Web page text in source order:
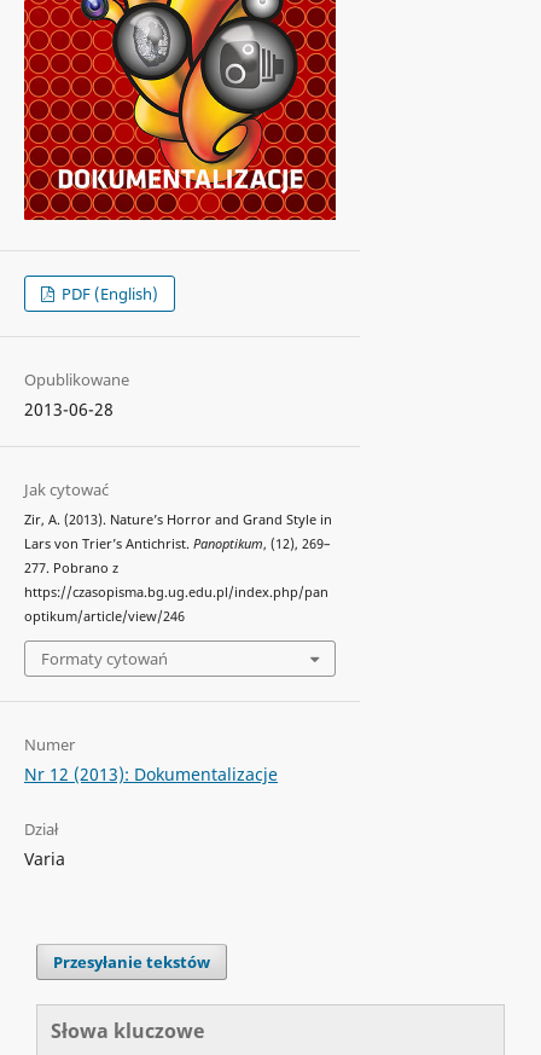
PDF (English)
Opublikowane
2013-06-28
Jak cytować
Zir, A. (2013). Nature’s Horror and Grand Style in
Lars von Trier’s Antichrist. Panoptikum, (12), 269–
277. Pobrano z
https://czasopisma.bg.ug.edu.pl/index.php/pan
optikum/article/view/246
Formaty cytowań
Numer
Nr 12 (2013): Dokumentalizacje
Dział
Varia
Przesyłanie tekstów
Słowa kluczowe